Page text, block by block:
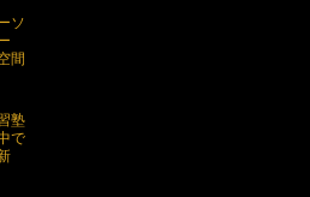
ソ
間
塾
で